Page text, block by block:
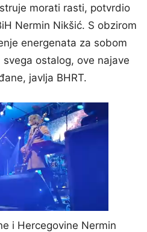
morati rasti, potvrdio
Nermin Nikšić. S obzirom
energenata za sobom
ostalog, ove najave
javlja BHRT.
i Hercegovine Nermin